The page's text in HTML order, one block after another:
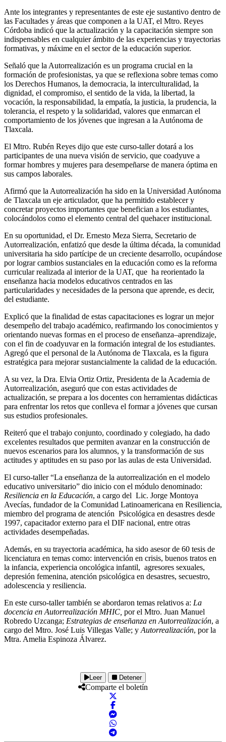
Ante los integrantes y representantes de este eje sustantivo dentro de
las Facultades y áreas que componen a la UAT, el Mtro. Reyes
Córdoba indicó que la actualización y la capacitación siempre son
indispensables en cualquier ámbito de las experiencias y trayectorias
formativas, y máxime en el sector de la educación superior.
Señaló que la Autorrealización es un programa crucial en la
formación de profesionistas, ya que se reflexiona sobre temas como
los Derechos Humanos, la democracia, la interculturalidad, la
dignidad, el compromiso, el sentido de la vida, la libertad, la
vocación, la responsabilidad, la empatía, la justicia, la prudencia, la
tolerancia, el respeto y la solidaridad, valores que enmarcan el
comportamiento de los jóvenes que ingresan a la Autónoma de
Tlaxcala.
El Mtro. Rubén Reyes dijo que este curso-taller dotará a los
participantes de una nueva visión de servicio, que coadyuve a
formar hombres y mujeres para desempeñarse de manera óptima en
sus campos laborales.
Afirmó que la Autorrealización ha sido en la Universidad Autónoma
de Tlaxcala un eje articulador, que ha permitido establecer y
concretar proyectos importantes que benefician a los estudiantes,
colocándolos como el elemento central del quehacer institucional.
En su oportunidad, el Dr. Ernesto Meza Sierra, Secretario de
Autorrealización, enfatizó que desde la última década, la comunidad
universitaria ha sido partícipe de un creciente desarrollo, ocupándose
por lograr cambios sustanciales en la educación como es la reforma
curricular realizada al interior de la UAT, que ha reorientado la
enseñanza hacia modelos educativos centrados en las
particularidades y necesidades de la persona que aprende, es decir,
del estudiante.
Explicó que la finalidad de estas capacitaciones es lograr un mejor
desempeño del trabajo académico, reafirmando los conocimientos y
orientando nuevas formas en el proceso de enseñanza–aprendizaje,
con el fin de coadyuvar en la formación integral de los estudiantes.
Agregó que el personal de la Autónoma de Tlaxcala, es la figura
estratégica para mejorar sustancialmente la calidad de la educación.
A su vez, la Dra. Elvia Ortiz Ortiz, Presidenta de la Academia de
Autorrealización, aseguró que con estas actividades de
actualización, se prepara a los docentes con herramientas didácticas
para enfrentar los retos que conlleva el formar a jóvenes que cursan
sus estudios profesionales.
Reiteró que el trabajo conjunto, coordinado y colegiado, ha dado
excelentes resultados que permiten avanzar en la construcción de
nuevos escenarios para los alumnos, y la transformación de sus
actitudes y aptitudes en su paso por las aulas de esta Universidad.
El curso-taller “La enseñanza de la autorrealización en el modelo
educativo universitario” dio inicio con el módulo denominado:
Resiliencia en la Educación, a cargo del Lic. Jorge Montoya
Avecías, fundador de la Comunidad Latinoamericana en Resiliencia,
miembro del programa de atención Psicológica en desastres desde
1997, capacitador externo para el DIF nacional, entre otras
actividades desempeñadas.
Además, en su trayectoria académica, ha sido asesor de 60 tesis de
licenciatura en temas como: intervención en crisis, buenos tratos en
la infancia, experiencia oncológica infantil, agresores sexuales,
depresión femenina, atención psicológica en desastres, secuestro,
adolescencia y resiliencia.
En este curso-taller también se abordaron temas relativos a: La
docencia en Autorrealización MHIC, por el Mtro. Juan Manuel
Robredo Uzcanga; Estrategias de enseñanza en Autorrealización, a
cargo del Mtro. José Luis Villegas Valle; yAutorrealización, por la
Mtra. Amelia Espinoza Álvarez.
Leer Detener
Comparte el boletín